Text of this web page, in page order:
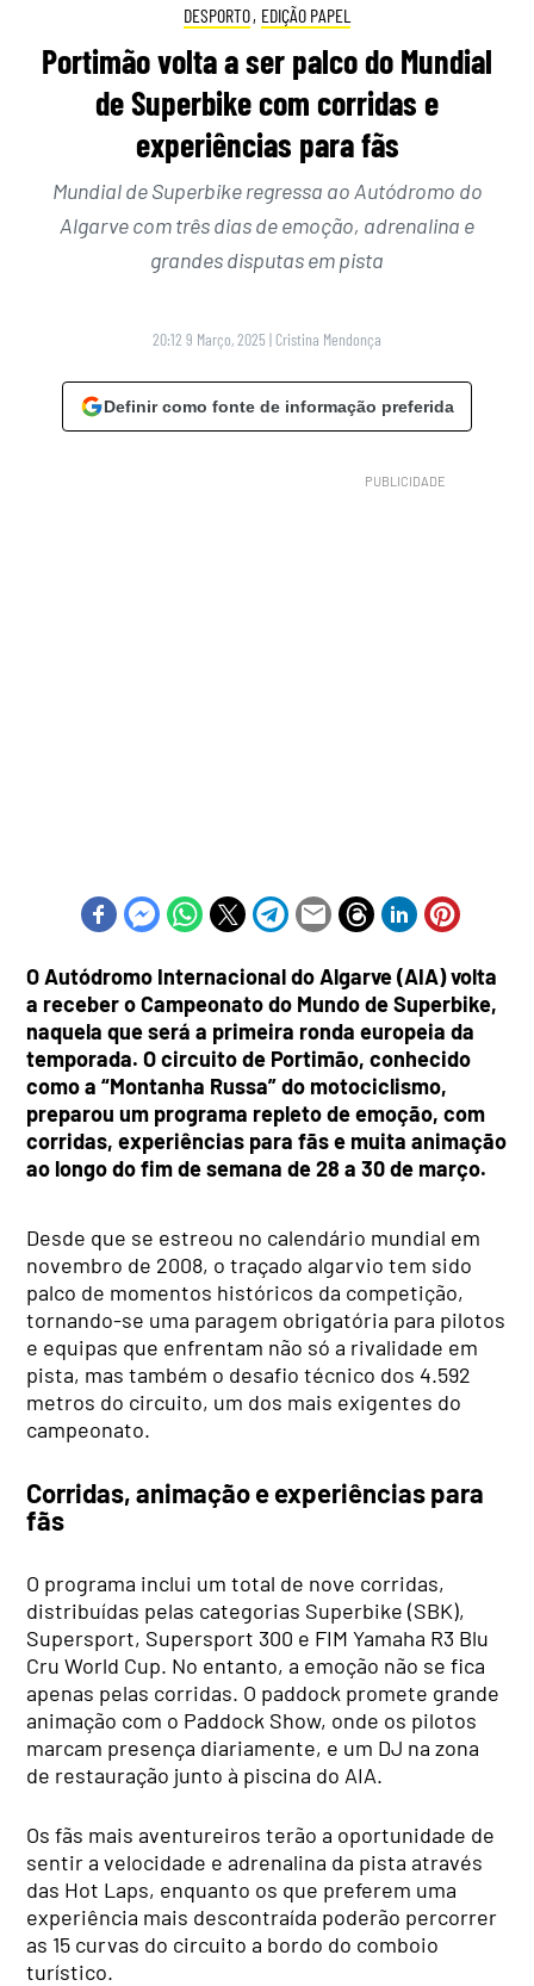
DESPORTO, EDIÇÃO PAPEL
Portimão volta a ser palco do Mundial
de Superbike com corridas e
experiências para fãs
Mundial de Superbike regressa ao Autódromo do
Algarve com três dias de emoção, adrenalina e
grandes disputas em pista
20:12 9 Março, 2025 | Cristina Mendonça
Definir como fonte de informação preferida
O Autódromo Internacional do Algarve (AIA) volta
a receber o Campeonato do Mundo de Superbike,
naquela que será a primeira ronda europeia da
temporada. O circuito de Portimão, conhecido
como a “Montanha Russa” do motociclismo,
preparou um programa repleto de emoção, com
corridas, experiências para fãs e muita animação
ao longo do fim de semana de 28 a 30 de março.
Desde que se estreou no calendário mundial em
novembro de 2008, o traçado algarvio tem sido
palco de momentos históricos da competição,
tornando-se uma paragem obrigatória para pilotos
e equipas que enfrentam não só a rivalidade em
pista, mas também o desafio técnico dos 4.592
metros do circuito, um dos mais exigentes do
campeonato.
Corridas, animação e experiências para
fãs
O programa inclui um total de nove corridas,
distribuídas pelas categorias Superbike (SBK),
Supersport, Supersport 300 e FIM Yamaha R3 Blu
Cru World Cup. No entanto, a emoção não se fica
apenas pelas corridas. O paddock promete grande
animação com o Paddock Show, onde os pilotos
marcam presença diariamente, e um DJ na zona
de restauração junto à piscina do AIA.
Os fãs mais aventureiros terão a oportunidade de
sentir a velocidade e adrenalina da pista através
das Hot Laps, enquanto os que preferem uma
experiência mais descontraída poderão percorrer
as 15 curvas do circuito a bordo do comboio
turístico.